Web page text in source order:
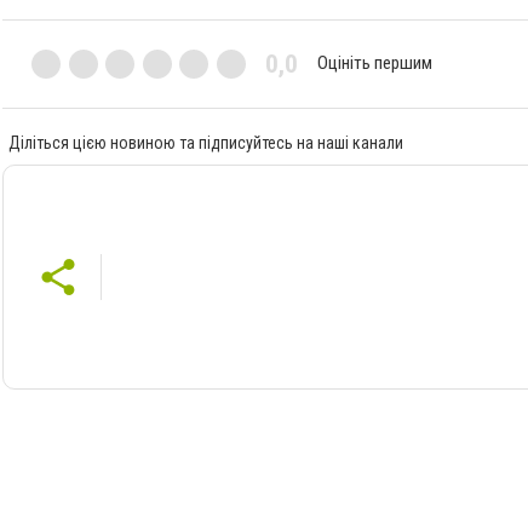
0,0 Оцініть першим
Діліться цією новиною та підписуйтесь на наші канали